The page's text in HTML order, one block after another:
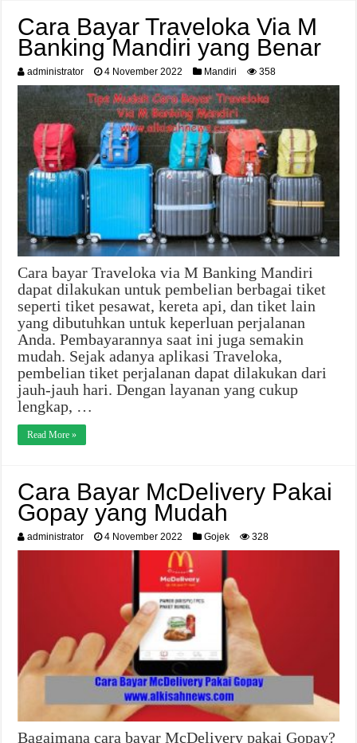
Cara Bayar Traveloka Via M
Banking Mandiri yang Benar
administrator 4 November 2022 Mandiri 358
Cara bayar Traveloka via M Banking Mandiri
dapat dilakukan untuk pembelian berbagai tiket
seperti tiket pesawat, kereta api, dan tiket lain
yang dibutuhkan untuk keperluan perjalanan
Anda. Pembayarannya saat ini juga semakin
mudah. Sejak adanya aplikasi Traveloka,
pembelian tiket perjalanan dapat dilakukan dari
jauh-jauh hari. Dengan layanan yang cukup
lengkap, …
Read More »
Cara Bayar McDelivery Pakai
Gopay yang Mudah
administrator 4 November 2022 Gojek 328
Bagaimana cara bayar McDelivery pakai Gopay?